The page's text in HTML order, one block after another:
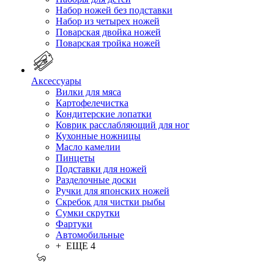
Набор ножей без подставки
Набор из четырех ножей
Поварская двойка ножей
Поварская тройка ножей
Аксессуары
Вилки для мяса
Картофелечистка
Кондитерские лопатки
Коврик расслабляющий для ног
Кухонные ножницы
Масло камелии
Пинцеты
Подставки для ножей
Разделочные доски
Ручки для японских ножей
Скребок для чистки рыбы
Сумки скрутки
Фартуки
Автомобильные
+ ЕЩЕ 4